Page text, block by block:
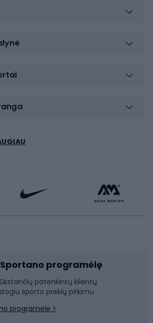
programėlę
patenkintų klientų
sporto prekių pirkimu
programėlę >